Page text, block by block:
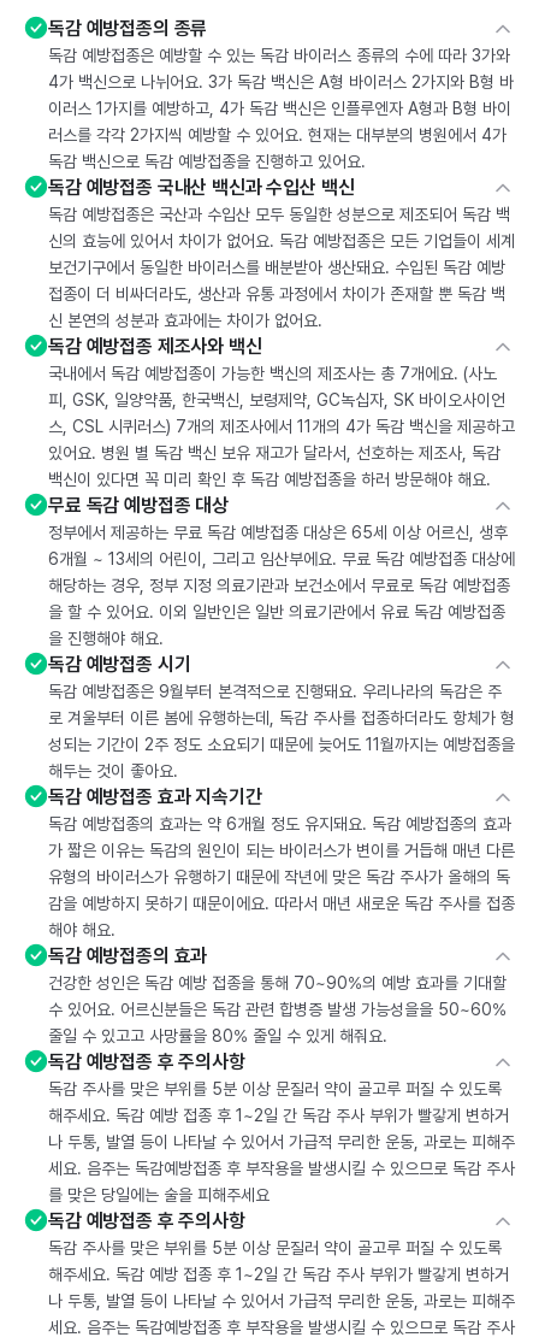
독감 예방접종의 종류
독감 예방접종은 예방할 수 있는 독감 바이러스 종류의 수에 따라 3가와
4가 백신으로 나뉘어요. 3가 독감 백신은 A형 바이러스 2가지와 B형 바
이러스 1가지를 예방하고, 4가 독감 백신은 인플루엔자 A형과 B형 바이
러스를 각각 2가지씩 예방할 수 있어요. 현재는 대부분의 병원에서 4가
독감 백신으로 독감 예방접종을 진행하고 있어요.
독감 예방접종 국내산 백신과 수입산 백신
독감 예방접종은 국산과 수입산 모두 동일한 성분으로 제조되어 독감 백
신의 효능에 있어서 차이가 없어요. 독감 예방접종은 모든 기업들이 세계
보건기구에서 동일한 바이러스를 배분받아 생산돼요. 수입된 독감 예방
접종이 더 비싸더라도, 생산과 유통 과정에서 차이가 존재할 뿐 독감 백
신 본연의 성분과 효과에는 차이가 없어요.
독감 예방접종 제조사와 백신
국내에서 독감 예방접종이 가능한 백신의 제조사는 총 7개에요. (사노
피, GSK, 일양약품, 한국백신, 보령제약, GC녹십자, SK 바이오사이언
스, CSL 시퀴러스) 7개의 제조사에서 11개의 4가 독감 백신을 제공하고
있어요. 병원 별 독감 백신 보유 재고가 달라서, 선호하는 제조사, 독감
백신이 있다면 꼭 미리 확인 후 독감 예방접종을 하러 방문해야 해요.
무료 독감 예방접종 대상
정부에서 제공하는 무료 독감 예방접종 대상은 65세 이상 어르신, 생후
6개월 ~ 13세의 어린이, 그리고 임산부에요. 무료 독감 예방접종 대상에
해당하는 경우, 정부 지정 의료기관과 보건소에서 무료로 독감 예방접종
을 할 수 있어요. 이외 일반인은 일반 의료기관에서 유료 독감 예방접종
을 진행해야 해요.
독감 예방접종 시기
독감 예방접종은 9월부터 본격적으로 진행돼요. 우리나라의 독감은 주
로 겨울부터 이른 봄에 유행하는데, 독감 주사를 접종하더라도 항체가 형
성되는 기간이 2주 정도 소요되기 때문에 늦어도 11월까지는 예방접종을
해두는 것이 좋아요.
독감 예방접종 효과 지속기간
독감 예방접종의 효과는 약 6개월 정도 유지돼요. 독감 예방접종의 효과
가 짧은 이유는 독감의 원인이 되는 바이러스가 변이를 거듭해 매년 다른
유형의 바이러스가 유행하기 때문에 작년에 맞은 독감 주사가 올해의 독
감을 예방하지 못하기 때문이에요. 따라서 매년 새로운 독감 주사를 접종
해야 해요.
독감 예방접종의 효과
건강한 성인은 독감 예방 접종을 통해 70~90%의 예방 효과를 기대할
수 있어요. 어르신분들은 독감 관련 합병증 발생 가능성을을 50~60%
줄일 수 있고고 사망률을 80% 줄일 수 있게 해줘요.
독감 예방접종 후 주의사항
독감 주사를 맞은 부위를 5분 이상 문질러 약이 골고루 퍼질 수 있도록
해주세요. 독감 예방 접종 후 1~2일 간 독감 주사 부위가 빨갛게 변하거
나 두통, 발열 등이 나타날 수 있어서 가급적 무리한 운동, 과로는 피해주
세요. 음주는 독감예방접종 후 부작용을 발생시킬 수 있으므로 독감 주사
를 맞은 당일에는 술을 피해주세요
독감 예방접종 후 주의사항
독감 주사를 맞은 부위를 5분 이상 문질러 약이 골고루 퍼질 수 있도록
해주세요. 독감 예방 접종 후 1~2일 간 독감 주사 부위가 빨갛게 변하거
나 두통, 발열 등이 나타날 수 있어서 가급적 무리한 운동, 과로는 피해주
세요. 음주는 독감예방접종 후 부작용을 발생시킬 수 있으므로 독감 주사